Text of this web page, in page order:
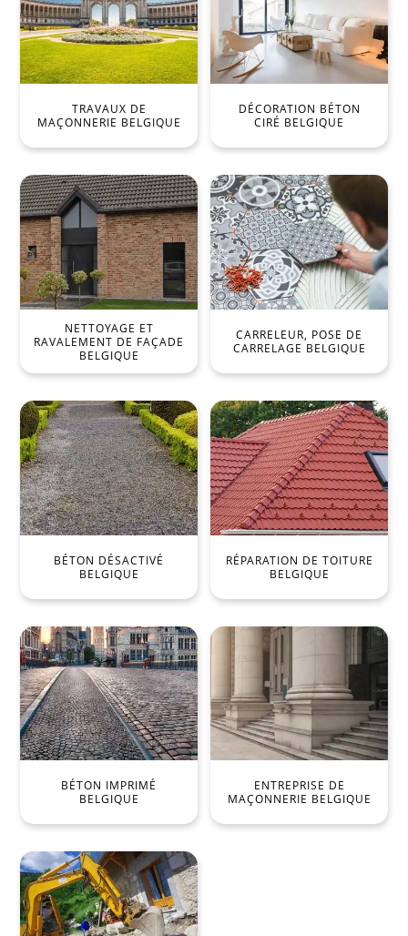
TRAVAUX DE
MAÇONNERIE BELGIQUE
DÉCORATION BÉTON
CIRÉ BELGIQUE
NETTOYAGE ET
RAVALEMENT DE FAÇADE
BELGIQUE
CARRELEUR, POSE DE
CARRELAGE BELGIQUE
BÉTON DÉSACTIVÉ
BELGIQUE
RÉPARATION DE TOITURE
BELGIQUE
BÉTON IMPRIMÉ
BELGIQUE
ENTREPRISE DE
MAÇONNERIE BELGIQUE